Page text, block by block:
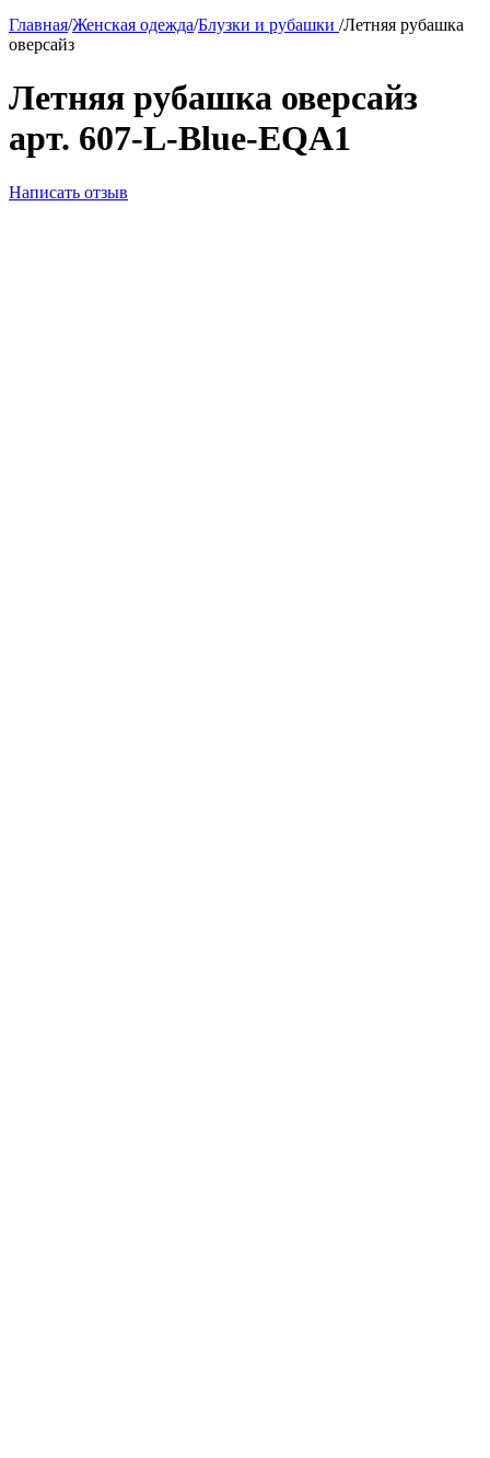
Главная/Женская одежда/Блузки и рубашки /Летняя рубашка
оверсайз
Летняя рубашка оверсайз
арт. 607-L-Blue-EQA1
Написать отзыв